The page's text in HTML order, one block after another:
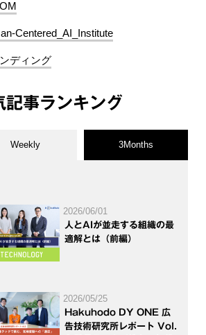
Centered_AI_Institute
ディング
記事ランキング
Weekly 3Months
2026/06/01
人とAIが並走する組織の最
適解とは（前編）
2026/05/25
Hakuhodo DY ONE 広
告技術研究所レポート Vol.